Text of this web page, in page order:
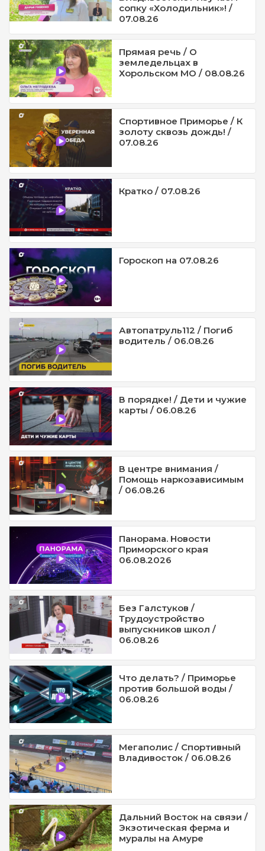
сопку «Холодильник»! /
07.08.26
Прямая речь / О
земледельцах в
Хорольском МО / 08.08.26
Спортивное Приморье / К
золоту сквозь дождь! /
07.08.26
Кратко / 07.08.26
Гороскоп на 07.08.26
Автопатруль112 / Погиб
водитель / 06.08.26
В порядке! / Дети и чужие
карты / 06.08.26
В центре внимания /
Помощь наркозависимым
/ 06.08.26
Панорама. Новости
Приморского края
06.08.2026
Без Галстуков /
Трудоустройство
выпускников школ /
06.08.26
Что делать? / Приморье
против большой воды /
06.08.26
Мегаполис / Спортивный
Владивосток / 06.08.26
Дальний Восток на связи /
Экзотическая ферма и
муралы на Амуре